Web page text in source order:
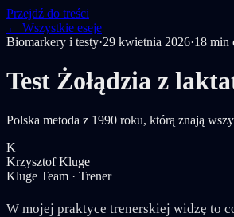
Przejdź do treści
← Wszystkie eseje
Biomarkery i testy·29 kwietnia 2026·18 min
Test Żołądzia z
Polska metoda z 1990 roku, którą znają
K
Krzysztof Kluge
Kluge Team · Trener
W mojej praktyce trenerskiej widzę to